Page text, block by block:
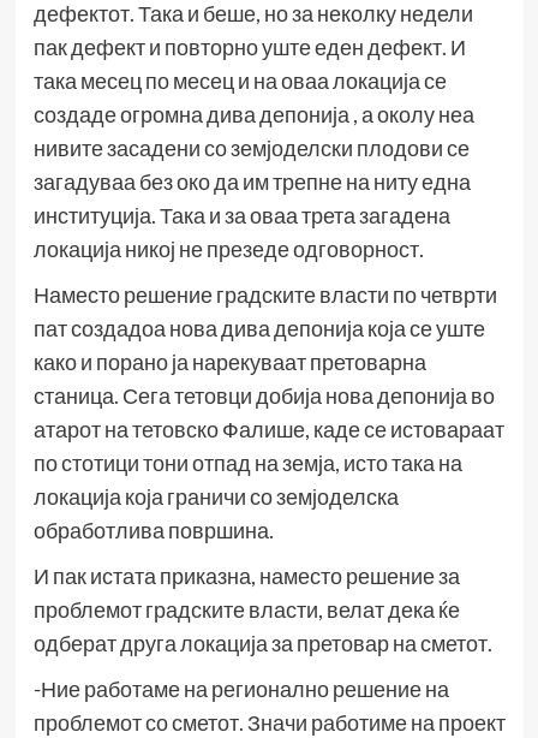
дефектот. Така и беше, но за неколку недели
пак дефект и повторно уште еден дефект. И
така месец по месец и на оваа локација се
создаде огромна дива депонија , а околу неа
нивите засадени со земјоделски плодови се
загадуваа без око да им трепне на ниту една
институција. Така и за оваа трета загадена
локација никој не презеде одговорност.
Наместо решение градските власти по четврти
пат создадоа нова дива депонија која се уште
како и порано ја нарекуваат претоварна
станица. Сега тетовци добија нова депонија во
атарот на тетовско Фалише, каде се истовараат
по стотици тони отпад на земја, исто така на
локација која граничи со земјоделска
обработлива површина.
И пак истата приказна, наместо решение за
проблемот градските власти, велат дека ќе
одберат друга локација за претовар на сметот.
-Ние работаме на регионално решение на
проблемот со сметот. Значи работиме на проект